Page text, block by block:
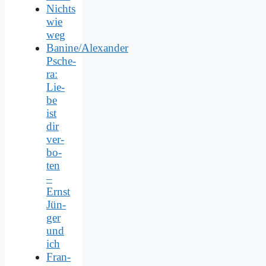
Nichts
wie
weg
Banine/Alexander
Psche­
ra:
Lie­
be
ist
dir
ver­
bo­
ten
–
Ernst
Jün­
ger
und
ich
Fran­